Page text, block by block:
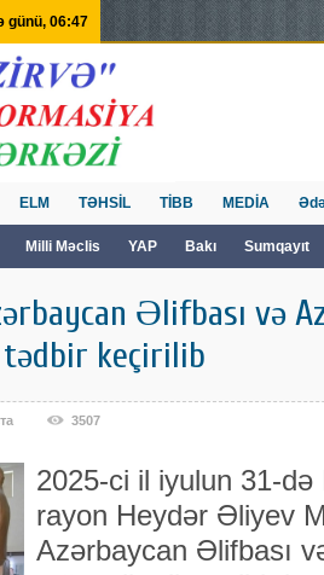
günü, 06:47
Milli Məclis YAP Bakı Sumqayıt
ELM TƏHSİL TİBB MEDİA
Əlifbası və
keçirilib
3507
2025-ci il iyulun 31-də
rayon Heydər Əliyev
Azərbaycan Əlifbası